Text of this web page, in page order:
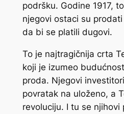
podršku. Godine 1917,
njegovi ostaci su
da bi se platili dugovi.
To je najtragičnija crta
koji je izumeo
proda. Njegovi
povratak na uloženo, a
revoluciju. I tu se njihovi